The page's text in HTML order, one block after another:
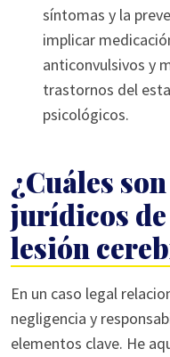
síntomas y la
implicar
anticonvulsivos y
trastornos del
psicológicos.
¿Cuáles
jurídicos de
lesión
En un caso legal
negligencia y
elementos clave. He